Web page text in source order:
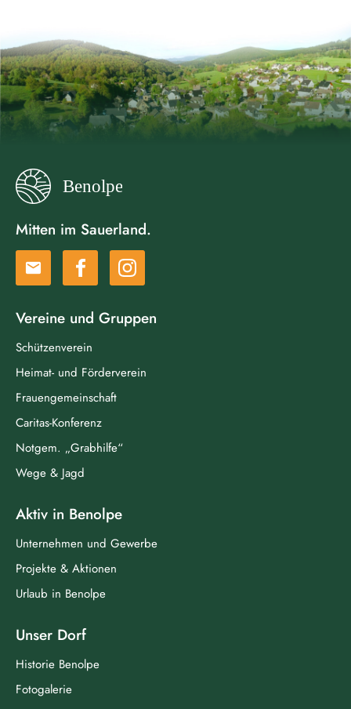
Mitten im Sauerland.
email
Vereine und Gruppen
Schützenverein
Heimat- und Förderverein
Frauengemeinschaft
Caritas-Konferenz
Notgem. „Grabhilfe“
Wege & Jagd
Aktiv in Benolpe
Unternehmen und Gewerbe
Projekte & Aktionen
Urlaub in Benolpe
Unser Dorf
Historie Benolpe
Fotogalerie